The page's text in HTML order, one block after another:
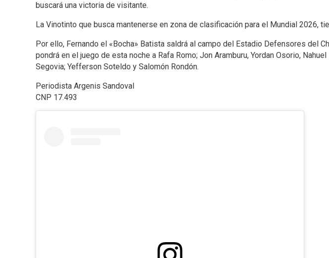
buscará una victoria de visitante.
La Vinotinto que busca mantenerse en zona de clasificación para el Mundial 2026,
Por ello, Fernando el «Bocha» Batista saldrá al campo del Estadio Defensores del
pondrá en el juego de esta noche a Rafa Romo; Jon Aramburu, Yordan Osorio,
Segovia; Yefferson Soteldo y Salomón Rondón.
Periodista Argenis Sandoval
CNP 17.493